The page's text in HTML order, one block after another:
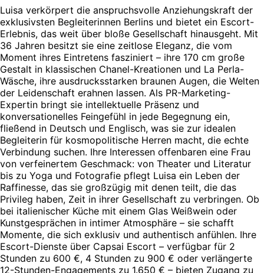
Luisa verkörpert die anspruchsvolle Anziehungskraft der
exklusivsten Begleiterinnen Berlins und bietet ein Escort-
Erlebnis, das weit über bloße Gesellschaft hinausgeht. Mit
36 Jahren besitzt sie eine zeitlose Eleganz, die vom
Moment ihres Eintretens fasziniert – ihre 170 cm große
Gestalt in klassischen Chanel-Kreationen und La Perla-
Wäsche, ihre ausdrucksstarken braunen Augen, die Welten
der Leidenschaft erahnen lassen. Als PR-Marketing-
Expertin bringt sie intellektuelle Präsenz und
konversationelles Feingefühl in jede Begegnung ein,
fließend in Deutsch und Englisch, was sie zur idealen
Begleiterin für kosmopolitische Herren macht, die echte
Verbindung suchen. Ihre Interessen offenbaren eine Frau
von verfeinertem Geschmack: von Theater und Literatur
bis zu Yoga und Fotografie pflegt Luisa ein Leben der
Raffinesse, das sie großzügig mit denen teilt, die das
Privileg haben, Zeit in ihrer Gesellschaft zu verbringen. Ob
bei italienischer Küche mit einem Glas Weißwein oder
Kunstgesprächen in intimer Atmosphäre – sie schafft
Momente, die sich exklusiv und authentisch anfühlen. Ihre
Escort-Dienste über Capsai Escort – verfügbar für 2
Stunden zu 600 €, 4 Stunden zu 900 € oder verlängerte
12-Stunden-Engagements zu 1.650 € – bieten Zugang zu